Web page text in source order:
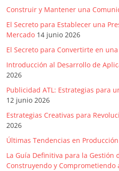
RRPP,
Spots,
Comerciales,
Periodismo,
Revistas,
Magazines
,
ATL,
Periódicos
y
Producción
Gráfica
en
Construir y Mantener una
El Secreto para Establecer una
Mercado 14 junio 2026
El Secreto para Convertirte en
Introducción al Desarrollo de
2026
Publicidad ATL: Estrategias para
12 junio 2026
Estrategias Creativas para
2026
Últimas Tendencias en
La Guía Definitiva para la Gestión
Construyendo y